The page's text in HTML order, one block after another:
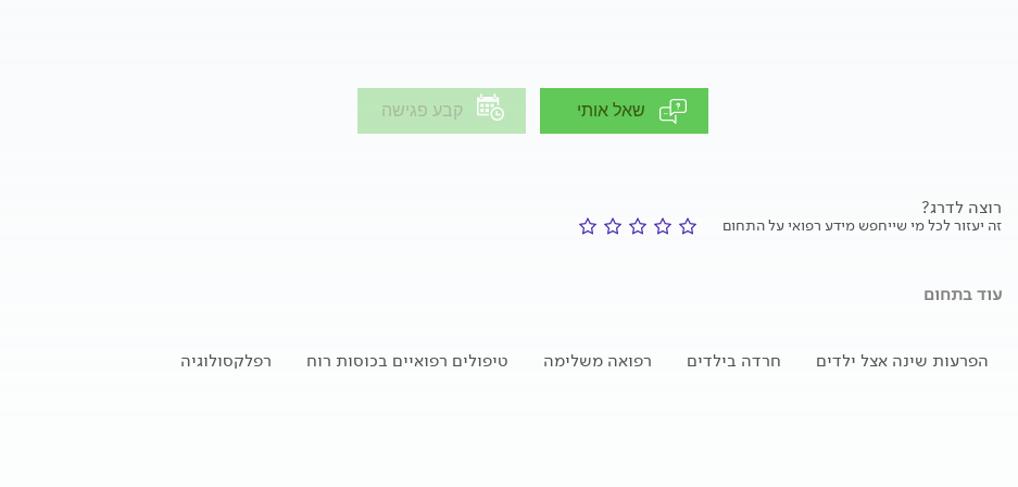
שאל אותי קבע פגישה
רוצה לדרג?
זה יעזור לכל מי שייחפש מידע רפואי על התחום
עוד בתחום
הפרעות שינה אצל ילדים חרדה בילדים רפואה משלימה טיפולים רפואיים בכוסות רוח רפלקסולוגיה